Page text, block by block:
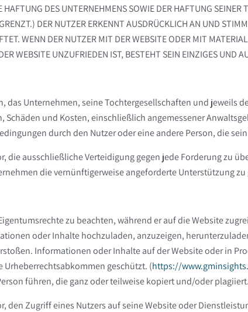
DES UNTERNEHMENS SOWIE DER HAFTUNG
DER NUTZER ERKENNT AUSDRÜCKLICH AN UND
WENN DER NUTZER MIT DER WEBSITE ODER MIT
WEBSITE UNZUFRIEDEN IST, BESTEHT SEIN EINZIGES UND
das Unternehmen, seine Tochtergesellschaften und jeweils
Schäden und Kosten, einschließlich angemessener
durch den Nutzer oder eine andere Person, die
die ausschließliche Verteidigung gegen jede Forderung zu
die vernünftigerweise angeforderte Unterstützung zu
zu beachten, während er auf die Website
oder Inhalte hochzuladen, anzuzeigen,
Informationen oder Inhalte auf der Website oder in
geschützt. (https://
führen, die ganz oder teilweise kopiert und/oder plagiiert.
den Zugriff eines Nutzers auf seine Website oder